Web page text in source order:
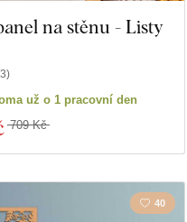
na stěnu - Listy
3)
už o 1 pracovní den
709 Kč
40